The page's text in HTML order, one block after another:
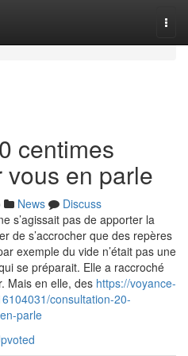
centimes
en parle
News
Discuss
s’agissait pas de apporter la
de s’accrocher que des repères
exemple du vide n’était pas une
se préparait. Elle a raccroché
Mais en elle, des https://voyance-
consultation-20-
parle